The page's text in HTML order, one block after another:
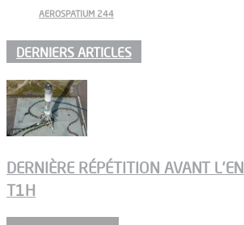
AEROSPATIUM 244
DERNIERS ARTICLES
DERNIÈRE RÉPÉTITION AVANT
T1H